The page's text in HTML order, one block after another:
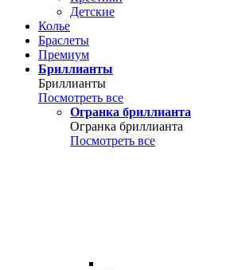
Детские
Колье
Браслеты
Премиум
Бриллианты
Бриллианты
Посмотреть все
Огранка бриллианта
Огранка бриллианта
Посмотреть все